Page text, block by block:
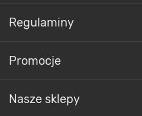
Regulaminy
Promocje
Nasze sklepy